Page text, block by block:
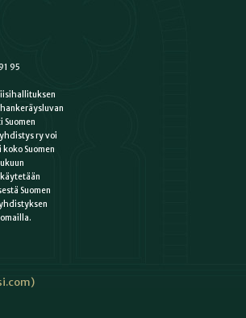
95
Suomen
ry voi
Suomen
Suomen